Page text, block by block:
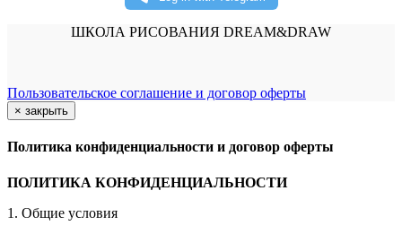
ШКОЛА РИСОВАНИЯ DREAM&DRAW
Пользовательское соглашение и договор оферты
× закрыть
Политика конфиденциальности и договор оферты
ПОЛИТИКА КОНФИДЕНЦИАЛЬНОСТИ
1. Общие условия